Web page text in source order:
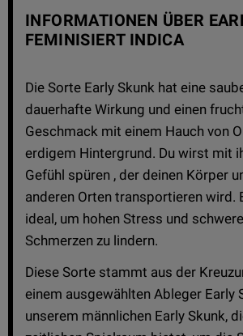
INFORMATIONEN ÜBER
FEMINISIERT INDICA
Die Sorte Early Skunk hat eine
dauerhafte Wirkung und einen
Geschmack mit einem Hauch von
erdigem Hintergrund. Du wirst mit
Gefühl spüren , der deinen Körper
anderen Orten transportieren wird.
ideal, um hohen Stress und
Schmerzen zu lindern.
Diese Sorte stammt aus der
einem ausgewählten Ableger Early
unserem männlichen Early Skunk,